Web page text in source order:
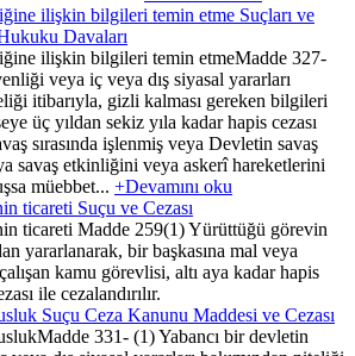
ilişkin bilgileri temin etme Suçları ve
Davaları
ilişkin bilgileri temin etmeMadde 327-
veya iç veya dış siyasal yararları
itibarıyla, gizli kalması gereken bilgileri
üç yıldan sekiz yıla kadar hapis cezası
sırasında işlenmiş veya Devletin savaş
savaş etkinliğini veya askerî hareketlerini
müebbet... +Devamını oku
ticareti Suçu ve Cezası
ticareti Madde 259(1) Yürüttüğü görevin
yararlanarak, bir başkasına mal veya
kamu görevlisi, altı aya kadar hapis
ile cezalandırılır.
Suçu Ceza Kanunu Maddesi ve Cezası
331- (1) Yabancı bir devletin